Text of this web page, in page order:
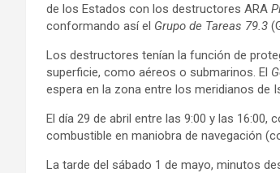
de los Estados con los destructores ARA
conformando así el Grupo de Tareas 79.3
Los destructores tenían la función de
superficie, como aéreos o submarinos. El
espera en la zona entre los meridianos de
El día 29 de abril entre las 9:00 y las
combustible en maniobra de navegación
La tarde del sábado 1 de mayo, minutos